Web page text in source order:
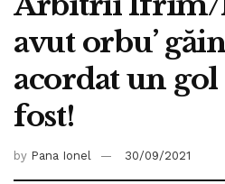
avut orbu’
acordat un gol
fost!
by Pana Ionel 30/09/2021